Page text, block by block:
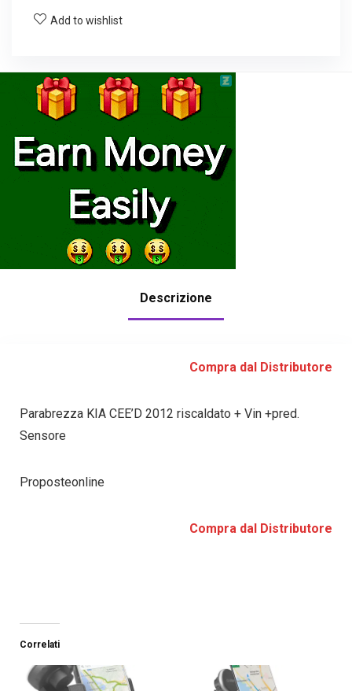
Add to wishlist
Descrizione
Compra dal Distributore
Parabrezza KIA CEE’D 2012 riscaldato + Vin +pred.
Sensore
Proposteonline
Compra dal Distributore
Correlati